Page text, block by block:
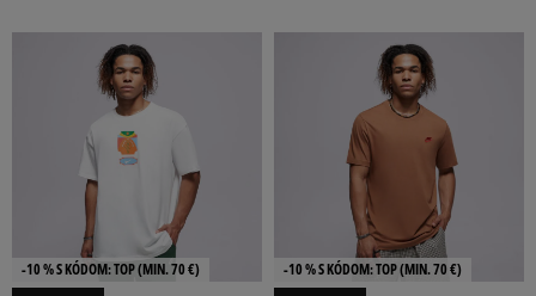
-10 % S KÓDOM: TOP (MIN. 70 €) -10 % S KÓDOM: TOP (MIN. 70 €)